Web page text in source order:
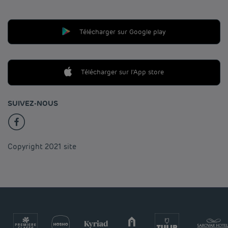
Télécharger sur Google play
Télécharger sur l'App store
SUIVEZ-NOUS
Copyright 2021 site